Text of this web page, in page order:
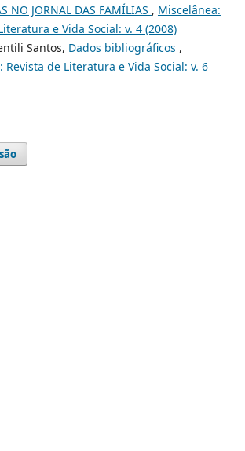
NO JORNAL DAS FAMÍLIAS , Miscelânea:
e Vida Social: v. 4 (2008)
Santos, Dados bibliográficos ,
Revista de Literatura e Vida Social: v. 6